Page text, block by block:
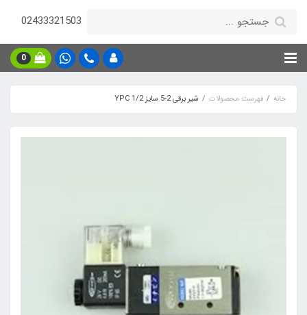
02433321503
0
خانه فهرست محصولات شیر برقی 2-5 سایز 1/2 YPC